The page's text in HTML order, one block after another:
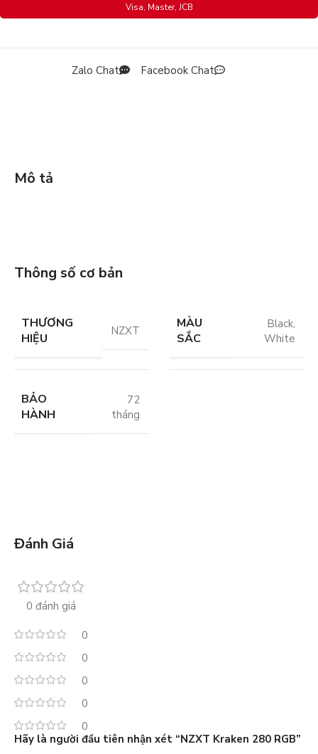
Visa, Master, JCB
Zalo Chat Facebook Chat
Mô tả
Thông số cơ bản
THƯƠNG
HIỆU
NZXT
MÀU
SẮC
Black,
White
BẢO
HÀNH
72
tháng
Đánh Giá
0 đánh giá
0
0
0
0
0
Hãy là người đầu tiên nhận xét “NZXT Kraken 280 RGB”